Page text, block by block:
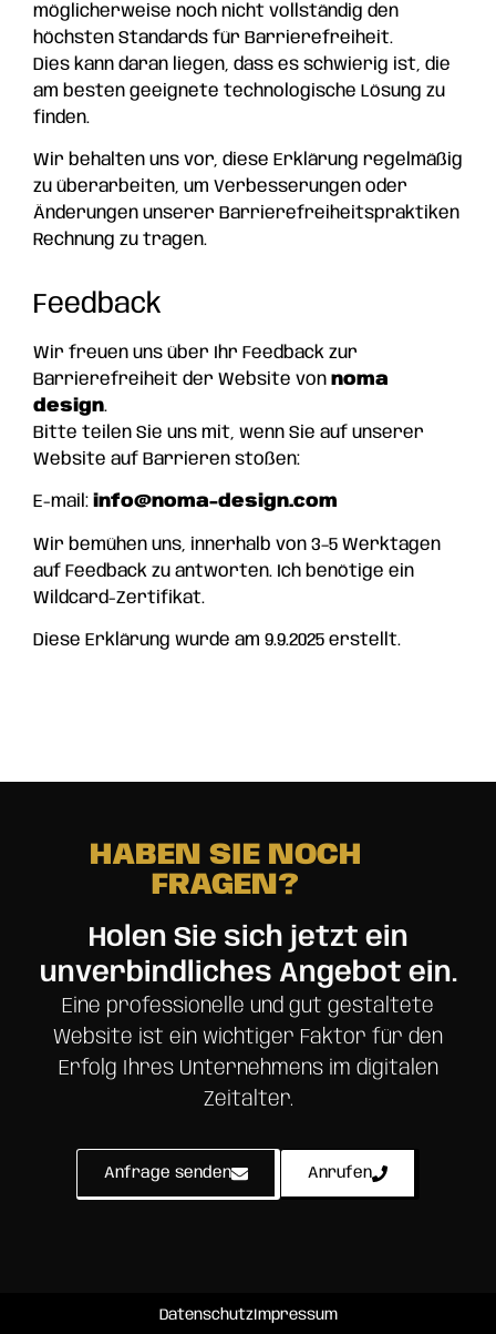
möglicherweise noch nicht vollständig den
höchsten Standards für Barrierefreiheit.
Dies kann daran liegen, dass es schwierig ist, die
am besten geeignete technologische Lösung zu
finden.
Wir behalten uns vor, diese Erklärung regelmäßig
zu überarbeiten, um Verbesserungen oder
Änderungen unserer Barrierefreiheitspraktiken
Rechnung zu tragen.
Feedback
Wir freuen uns über Ihr Feedback zur
Barrierefreiheit der Website von noma
design.
Bitte teilen Sie uns mit, wenn Sie auf unserer
Website auf Barrieren stoßen:
E-mail: info@noma-design.com
Wir bemühen uns, innerhalb von 3–5 Werktagen
auf Feedback zu antworten. Ich benötige ein
Wildcard-Zertifikat.
Diese Erklärung wurde am 9.9.2025 erstellt.
HABEN SIE NOCH
FRAGEN?
Holen Sie sich jetzt ein
unverbindliches Angebot ein.
Eine professionelle und gut gestaltete
Website ist ein wichtiger Faktor für den
Erfolg Ihres Unternehmens im digitalen
Zeitalter.
Anfrage senden Anrufen
DatenschutzImpressum